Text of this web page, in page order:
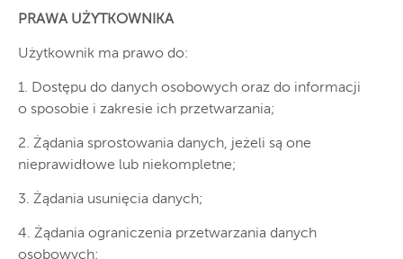
PRAWA UŻYTKOWNIKA
Użytkownik ma prawo do:
1. Dostępu do danych osobowych oraz do informacji
o sposobie i zakresie ich przetwarzania;
2. Żądania sprostowania danych, jeżeli są one
nieprawidłowe lub niekompletne;
3. Żądania usunięcia danych;
4. Żądania ograniczenia przetwarzania danych
osobowych;